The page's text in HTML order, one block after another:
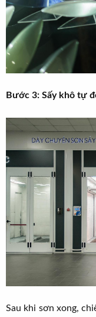
Bước 3: Sấy khô tự
Sau khi sơn xong,